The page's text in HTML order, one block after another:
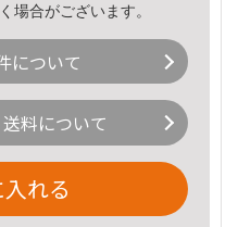
場合がございます。
について
料について
れる